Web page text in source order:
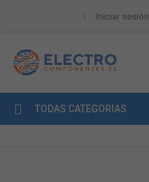
Iniciar sesión
TODAS CATEGORIAS